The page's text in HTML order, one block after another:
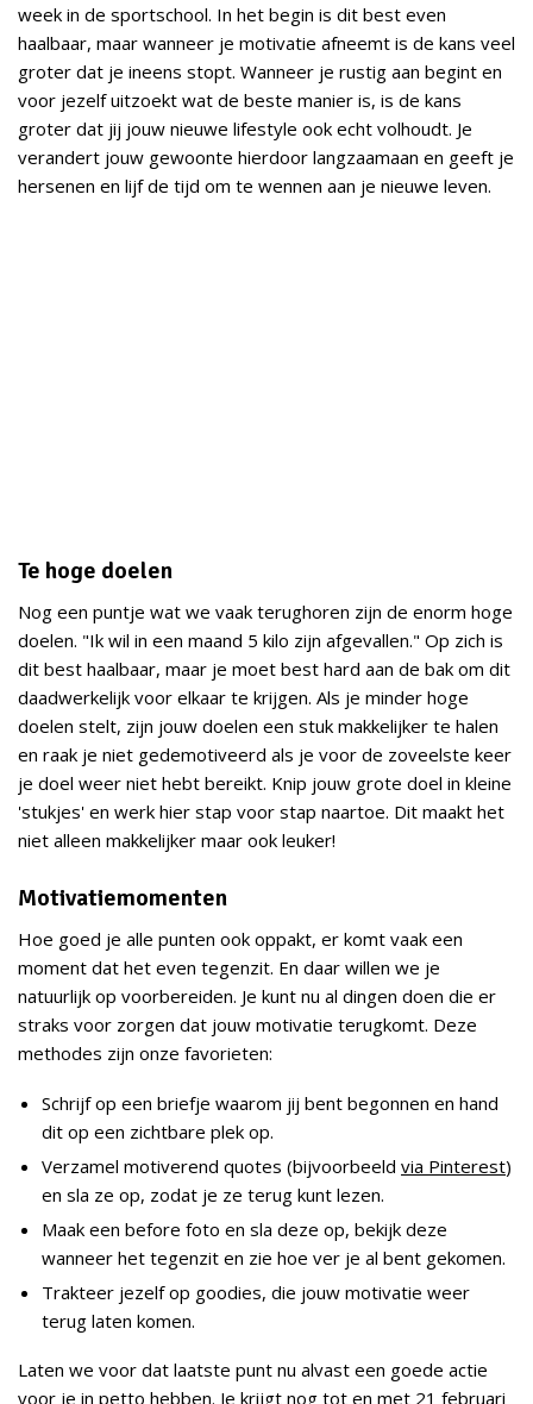
week in de sportschool. In het begin is dit best even
haalbaar, maar wanneer je motivatie afneemt is de kans veel
groter dat je ineens stopt. Wanneer je rustig aan begint en
voor jezelf uitzoekt wat de beste manier is, is de kans
groter dat jij jouw nieuwe lifestyle ook echt volhoudt. Je
verandert jouw gewoonte hierdoor langzaamaan en geeft je
hersenen en lijf de tijd om te wennen aan je nieuwe leven.
Te hoge doelen
Nog een puntje wat we vaak terughoren zijn de enorm hoge
doelen. "Ik wil in een maand 5 kilo zijn afgevallen." Op zich is
dit best haalbaar, maar je moet best hard aan de bak om dit
daadwerkelijk voor elkaar te krijgen. Als je minder hoge
doelen stelt, zijn jouw doelen een stuk makkelijker te halen
en raak je niet gedemotiveerd als je voor de zoveelste keer
je doel weer niet hebt bereikt. Knip jouw grote doel in kleine
'stukjes' en werk hier stap voor stap naartoe. Dit maakt het
niet alleen makkelijker maar ook leuker!
Motivatiemomenten
Hoe goed je alle punten ook oppakt, er komt vaak een
moment dat het even tegenzit. En daar willen we je
natuurlijk op voorbereiden. Je kunt nu al dingen doen die er
straks voor zorgen dat jouw motivatie terugkomt. Deze
methodes zijn onze favorieten:
Schrijf op een briefje waarom jij bent begonnen en hand
dit op een zichtbare plek op.
Verzamel motiverend quotes (bijvoorbeeld via Pinterest)
en sla ze op, zodat je ze terug kunt lezen.
Maak een before foto en sla deze op, bekijk deze
wanneer het tegenzit en zie hoe ver je al bent gekomen.
Trakteer jezelf op goodies, die jouw motivatie weer
terug laten komen.
Laten we voor dat laatste punt nu alvast een goede actie
voor je in petto hebben. Je krijgt nog tot en met 21 februari